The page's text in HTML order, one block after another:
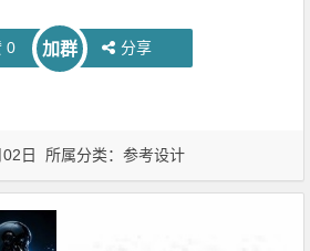
0 加群 分享
02日 所属分类：参考设计